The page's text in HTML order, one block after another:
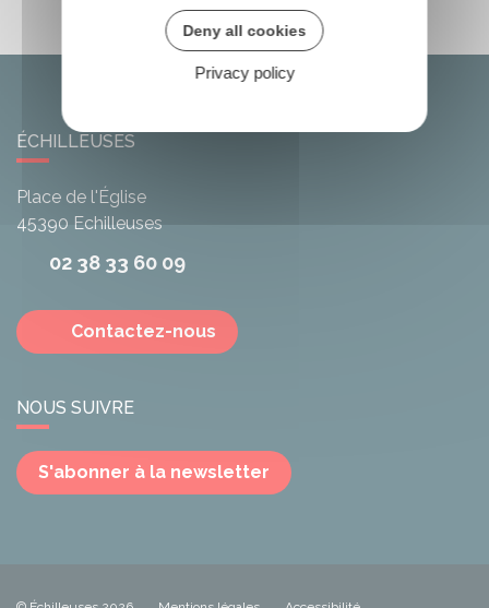
ÉCHILLEUSES
Place de l'Église
45390 Echilleuses
02 38 33 60 09
Contactez-nous
NOUS SUIVRE
S'abonner à la newsletter
Deny all cookies
Privacy policy